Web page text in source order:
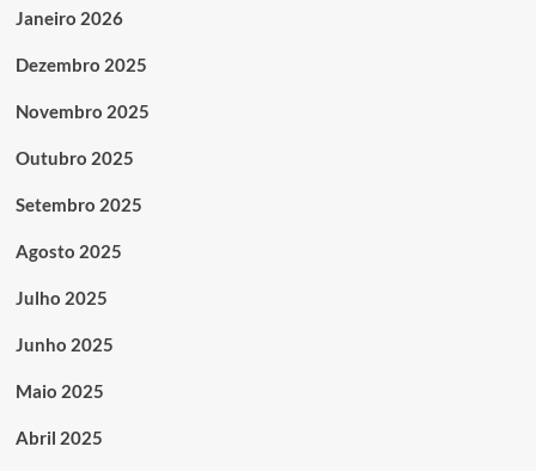
Janeiro 2026
Dezembro 2025
Novembro 2025
Outubro 2025
Setembro 2025
Agosto 2025
Julho 2025
Junho 2025
Maio 2025
Abril 2025